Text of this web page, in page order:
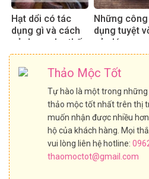
Hạt dổi có tác
dụng gì và cách
sử dụng như thế
nào?
Những công
dụng tuyệt
của lá sen
thể bạn
Thảo Mộc Tốt
Tự hào là một trong
thảo mộc tốt nhất trên thị
muốn nhận được nhiều
hộ của khách hàng. Mọi
vui lòng liên hệ hotline:
thaomoctot@gmail.com